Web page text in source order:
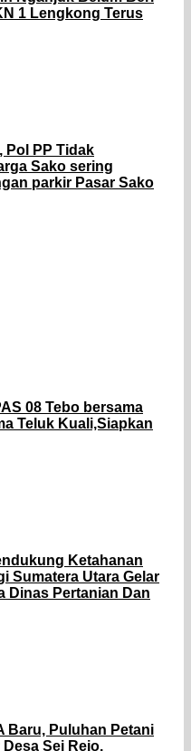
1 Lengkong Terus
Pol PP Tidak
Sako sering
parkir Pasar Sako
08 Tebo bersama
Teluk Kuali,Siapkan
Ketahanan
Sumatera Utara Gelar
Dinas Pertanian Dan
Baru, Puluhan Petani
Sei Rejo.